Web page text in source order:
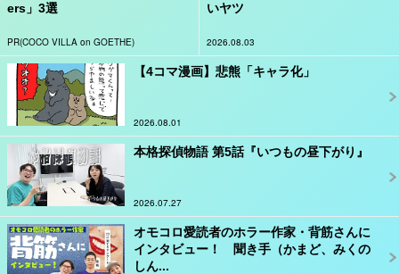
ers」3選
PR(COCO VILLA on GOETHE)
いヤツ
2026.08.03
【4コマ漫画】悲熊「キャラ化」
2026.08.01
本格探偵物語 第5話『いつもの昼下がり』
2026.07.27
オモコロ愛読者のホラー作家・背筋さんに
インタビュー！ 聞き手（かまど、みくの
しん...